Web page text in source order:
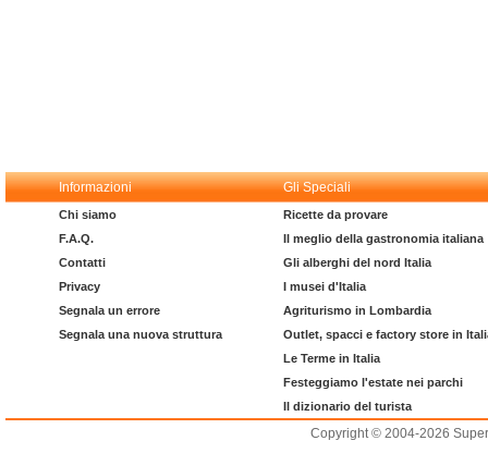
Informazioni Gli Speciali
Chi siamo
F.A.Q.
Contatti
Privacy
Segnala un errore
Segnala una nuova struttura
Ricette da provare
Il meglio della gastronomia italiana
Gli alberghi del nord Italia
I musei d'Italia
Agriturismo in Lombardia
Outlet, spacci e factory store in
Le Terme in Italia
Festeggiamo l'estate nei parchi
Il dizionario del turista
Copyright © 2004-2026